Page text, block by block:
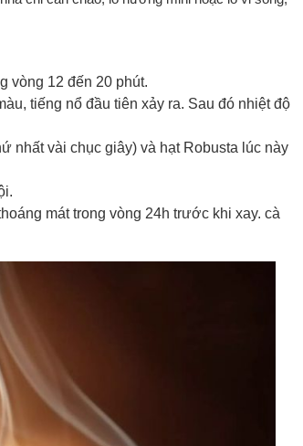
vòng 12 đến 20 phút.
tiếng nổ đầu tiên xảy ra. Sau đó nhiệt độ
nhất vài chục giây) và hạt Robusta lúc này
mát trong vòng 24h trước khi xay. cà